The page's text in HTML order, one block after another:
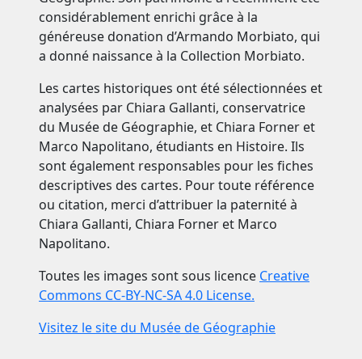
considérablement enrichi grâce à la
généreuse donation d’Armando Morbiato, qui
a donné naissance à la Collection Morbiato.
Les cartes historiques ont été sélectionnées et
analysées par Chiara Gallanti, conservatrice
du Musée de Géographie, et Chiara Forner et
Marco Napolitano, étudiants en Histoire. Ils
sont également responsables pour les fiches
descriptives des cartes. Pour toute référence
ou citation, merci d’attribuer la paternité à
Chiara Gallanti, Chiara Forner et Marco
Napolitano.
Toutes les images sont sous licence Creative
Commons CC-BY-NC-SA 4.0 License.
Visitez le site du Musée de Géographie